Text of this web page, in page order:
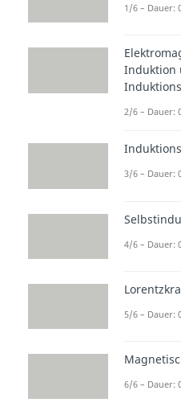
Die
empfiehlt
etwas
den mit
liegen
etwas
1/6 – Dauer:
Induktion
2/6 – Dauer:
3/6 – Dauer:
4/6 – Dauer:
5/6 – Dauer:
6/6 – Dauer: